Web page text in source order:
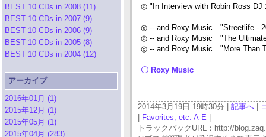
BEST 10 CDs in 2008 (11)
BEST 10 CDs in 2007 (9)
BEST 10 CDs in 2006 (9)
BEST 10 CDs in 2005 (8)
BEST 10 CDs in 2004 (12)
アーカイブ
2016年01月 (1)
2015年12月 (1)
2015年05月 (1)
2015年04月 (283)
◎ "In Interview with Robin Ross
◎ -- and Roxy Music "Streetlife -
◎ -- and Roxy Music "The
◎ -- and Roxy Music "More Than
〇 Roxy Music
2014年3月19日 19時30分 | 記事へ
Favorites, etc. A-E
トラックバックURL：http://